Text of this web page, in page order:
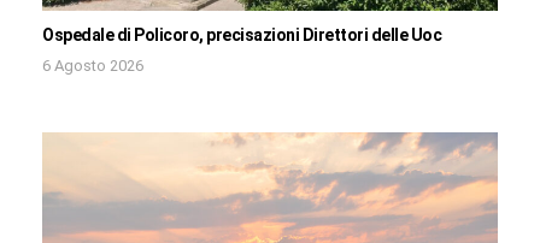
Ospedale di Policoro, precisazioni Direttori delle Uoc
6 Agosto 2026